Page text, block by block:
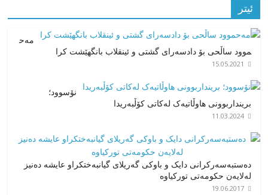
ئیتر
مەح
موود ساڵحی بۆ دادسەرای گشتی و ئینقلاب بانگهێشت کرا
15.05.2021
نۆسوود؛
برینداربوونی هاوڵاتیەک لەکاتی کۆڵبەریدا
11.03.2024
دەستبەسەرکرانی دایک و باوکی گەریلای گیانبەختکراو عایشە دەنیز
لەلایەن حکومەتی تورکیاوە
19.06.2017